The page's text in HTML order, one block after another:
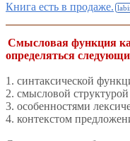
Книга есть в продаже.
Смысловая функция
определяться
1. синтаксической
2. смысловой
3. особенностями
4. контекстом